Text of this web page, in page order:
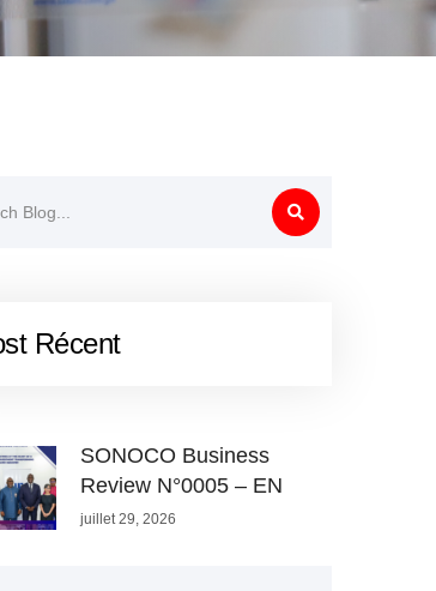
Récent
SONOCO Business
Review N°0005 – EN
juillet 29, 2026